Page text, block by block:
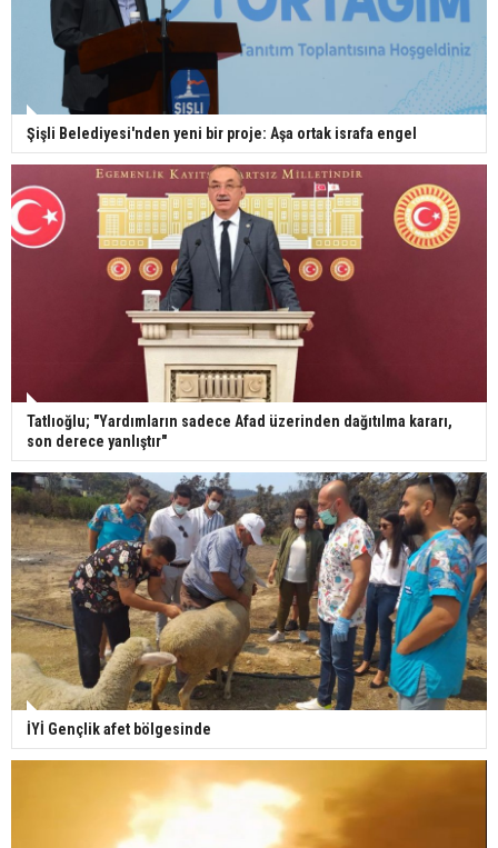
Şişli Belediyesi'nden yeni bir proje: Aşa ortak israfa engel
Tatlıoğlu; "Yardımların sadece Afad üzerinden dağıtılma kararı,
son derece yanlıştır"
İYİ Gençlik afet bölgesinde